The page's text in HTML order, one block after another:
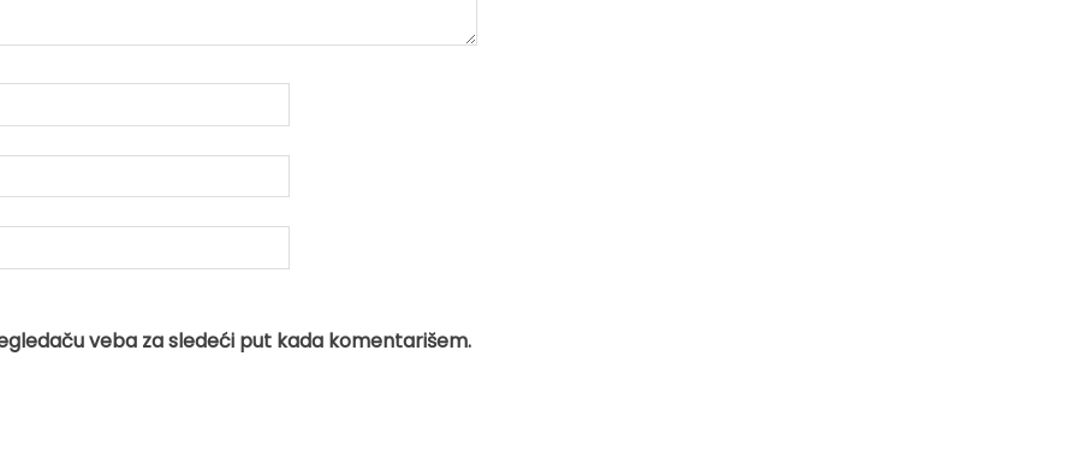
veba za sledeći put kada komentarišem.